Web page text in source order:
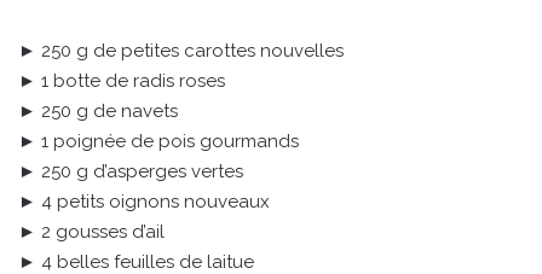
► 250 g de petites carottes nouvelles
► 1 botte de radis roses
► 250 g de navets
► 1 poignée de pois gourmands
► 250 g d’asperges vertes
► 4 petits oignons nouveaux
► 2 gousses d’ail
► 4 belles feuilles de laitue